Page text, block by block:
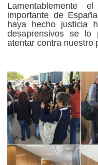
Lamentablemente
importante de
haya hecho justicia
desaprensivos se
atentar contra nuestro